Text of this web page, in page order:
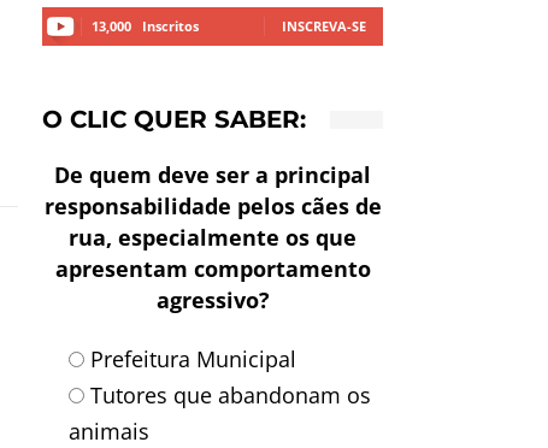
13,000 Inscritos INSCREVA-SE
O CLIC QUER SABER:
De quem deve ser a principal
responsabilidade pelos cães de
rua, especialmente os que
apresentam comportamento
agressivo?
Prefeitura Municipal
Tutores que abandonam os
animais